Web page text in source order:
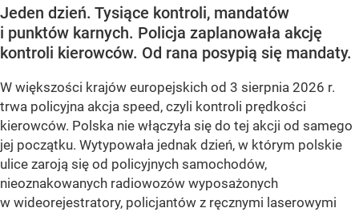
Jeden dzień. Tysiące kontroli, mandatów
i punktów karnych. Policja zaplanowała akcję
kontroli kierowców. Od rana posypią się mandaty.
W większości krajów europejskich od 3 sierpnia 2026 r.
trwa policyjna akcja speed, czyli kontroli prędkości
kierowców. Polska nie włączyła się do tej akcji od samego
jej początku. Wytypowała jednak dzień, w którym polskie
ulice zaroją się od policyjnych samochodów,
nieoznakowanych radiowozów wyposażonych
w wideorejestratory, policjantów z ręcznymi laserowymi